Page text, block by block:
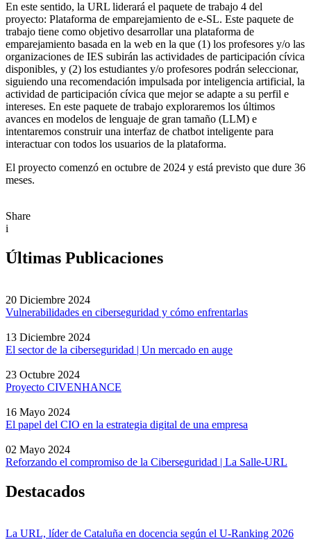
En este sentido, la URL liderará el paquete de trabajo 4 del
proyecto: Plataforma de emparejamiento de e-SL. Este paquete de
trabajo tiene como objetivo desarrollar una plataforma de
emparejamiento basada en la web en la que (1) los profesores y/o las
organizaciones de IES subirán las actividades de participación cívica
disponibles, y (2) los estudiantes y/o profesores podrán seleccionar,
siguiendo una recomendación impulsada por inteligencia artificial, la
actividad de participación cívica que mejor se adapte a su perfil e
intereses. En este paquete de trabajo exploraremos los últimos
avances en modelos de lenguaje de gran tamaño (LLM) e
intentaremos construir una interfaz de chatbot inteligente para
interactuar con todos los usuarios de la plataforma.
El proyecto comenzó en octubre de 2024 y está previsto que dure 36
meses.
Share
i
Últimas Publicaciones
20 Diciembre 2024
Vulnerabilidades en ciberseguridad y cómo enfrentarlas
13 Diciembre 2024
El sector de la ciberseguridad | Un mercado en auge
23 Octubre 2024
Proyecto CIVENHANCE
16 Mayo 2024
El papel del CIO en la estrategia digital de una empresa
02 Mayo 2024
Reforzando el compromiso de la Ciberseguridad | La Salle-URL
Destacados
La URL, líder de Cataluña en docencia según el U-Ranking 2026